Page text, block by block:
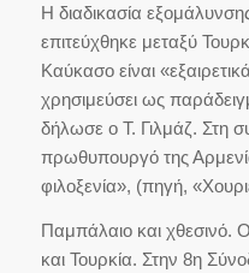
Η διαδικασία
επιτεύχθηκε μεταξύ
Καύκασο είναι
χρησιμεύσει ως
δήλωσε ο Τ. Γιλμάζ. Στη
πρωθυπουργό της
φιλοξενία», (πηγή,
Παμπάλαιο και χθεσινό.
και Τουρκία. Στην 8η